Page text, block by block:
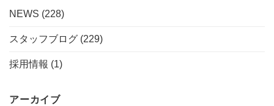
NEWS (228)
スタッフブログ (229)
採用情報 (1)
アーカイブ